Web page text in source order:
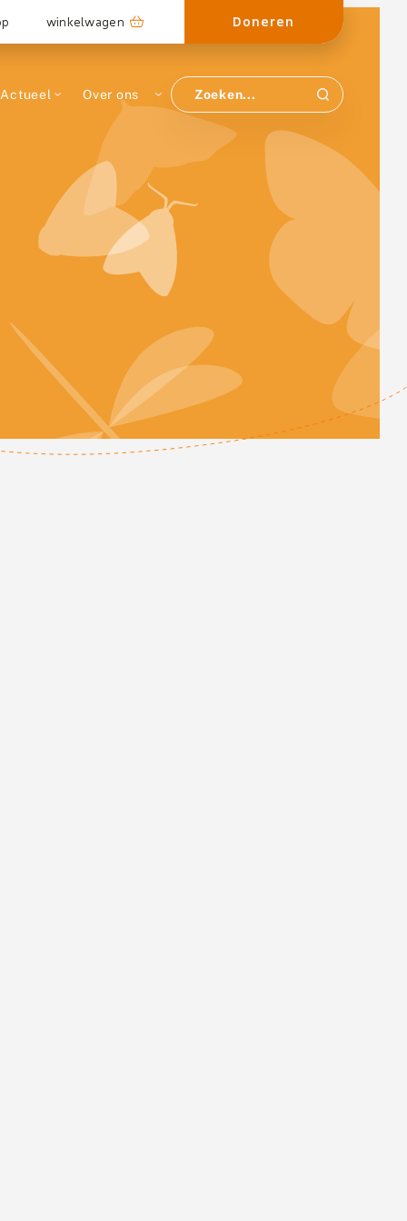
winkelwagen Doneren
Actueel Over ons